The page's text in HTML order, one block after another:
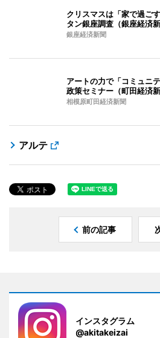
クリスマスは「家で過ご
タン銀座調査（銀座経済新
銀座経済新聞
アートの力で「コミュニ
政策セミナー（町田経済新
相模原町田経済新聞
アルテ
前の記事
インスタグラム
@akitakeizai